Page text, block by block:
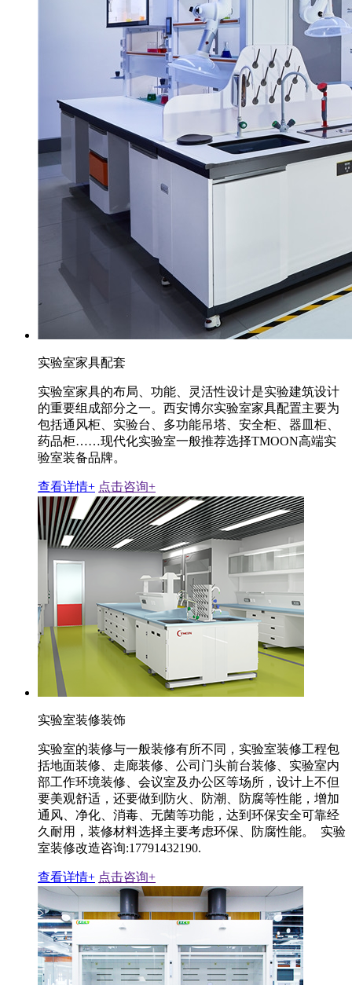
实验室家具配套
实验室家具的布局、功能、灵活性设计是实验建筑设计
的重要组成部分之一。西安博尔实验室家具配置主要为
包括通风柜、实验台、多功能吊塔、安全柜、器皿柜、
药品柜……现代化实验室一般推荐选择TMOON高端实
验室装备品牌。
查看详情+ 点击咨询+
实验室装修装饰
实验室的装修与一般装修有所不同，实验室装修工程包
括地面装修、走廊装修、公司门头前台装修、实验室内
部工作环境装修、会议室及办公区等场所，设计上不但
要美观舒适，还要做到防火、防潮、防腐等性能，增加
通风、净化、消毒、无菌等功能，达到环保安全可靠经
久耐用，装修材料选择主要考虑环保、防腐性能。 实验
室装修改造咨询:17791432190.
查看详情+ 点击咨询+